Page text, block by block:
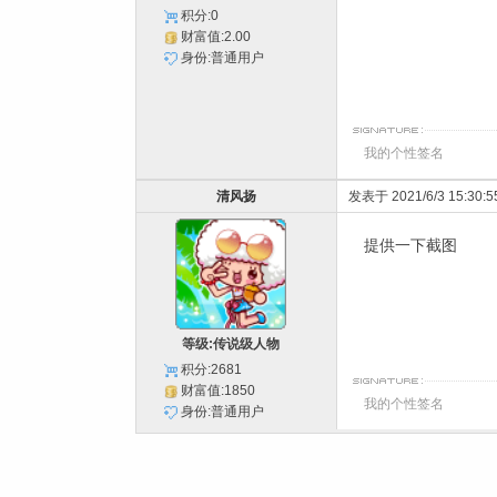
积分:0
财富值:2.00
身份:普通用户
我的个性签名
清风扬 发表于 2021/6/3
等级:传说级人物
积分:2681
财富值:1850
身份:普通用户
提供一下截图
我的个性签名